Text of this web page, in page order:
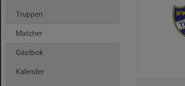
Truppen
Matcher
Gästbok
Kalender